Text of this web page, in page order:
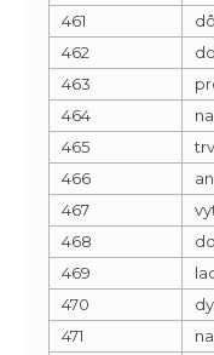
461
462
463
464
465
466
467
468
469
470
471